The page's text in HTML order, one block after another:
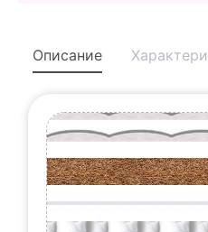
Описание